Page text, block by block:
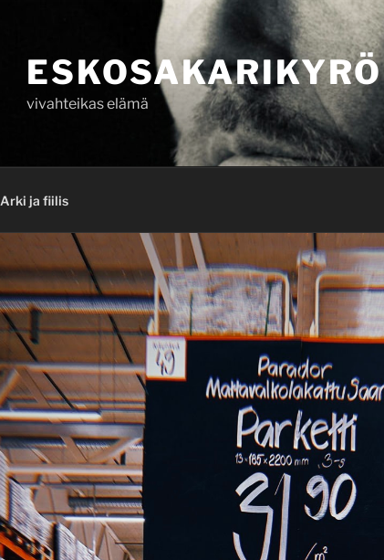
ESKOSAKARIKYRÖ
vivahteikas elämä
Arki ja fiilis